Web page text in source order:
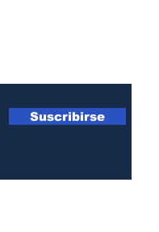
Suscribirse